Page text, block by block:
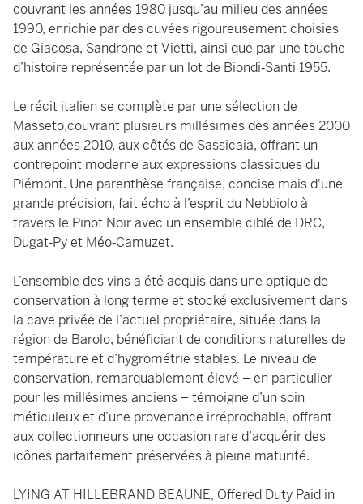
couvrant les années 1980 jusqu’au milieu des années
1990, enrichie par des cuvées rigoureusement choisies
de Giacosa, Sandrone et Vietti, ainsi que par une touche
d’histoire représentée par un lot de Biondi‑Santi 1955.
Le récit italien se complète par une sélection de
Masseto,couvrant plusieurs millésimes des années 2000
aux années 2010, aux côtés de Sassicaia, offrant un
contrepoint moderne aux expressions classiques du
Piémont. Une parenthèse française, concise mais d'une
grande précision, fait écho à l’esprit du Nebbiolo à
travers le Pinot Noir avec un ensemble ciblé de DRC,
Dugat‑Py et Méo‑Camuzet.
L’ensemble des vins a été acquis dans une optique de
conservation à long terme et stocké exclusivement dans
la cave privée de l’actuel propriétaire, située dans la
région de Barolo, bénéficiant de conditions naturelles de
température et d’hygrométrie stables. Le niveau de
conservation, remarquablement élevé – en particulier
pour les millésimes anciens – témoigne d’un soin
méticuleux et d’une provenance irréprochable, offrant
aux collectionneurs une occasion rare d’acquérir des
icônes parfaitement préservées à pleine maturité.
LYING AT HILLEBRAND BEAUNE, Offered Duty Paid in